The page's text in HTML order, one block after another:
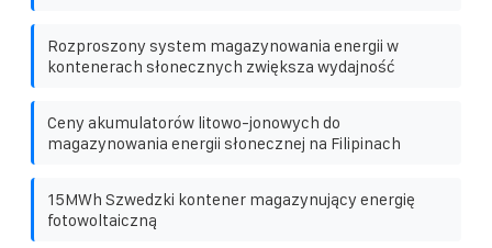
Rozproszony system magazynowania energii w
kontenerach słonecznych zwiększa wydajność
Ceny akumulatorów litowo-jonowych do
magazynowania energii słonecznej na Filipinach
15MWh Szwedzki kontener magazynujący energię
fotowoltaiczną